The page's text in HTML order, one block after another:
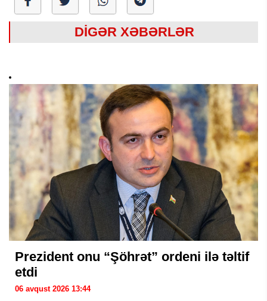
DİGƏR XƏBƏRLƏR
Prezident onu “Şöhrət” ordeni ilə təltif
etdi
06 avqust 2026 13:44